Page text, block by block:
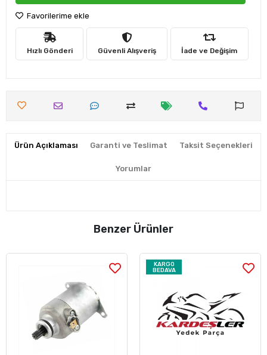
Favorilerime ekle
Hızlı Gönderi Güvenli Alışveriş İade ve Değişim
Ürün Açıklaması Garanti ve Teslimat Taksit Seçenekleri
Yorumlar
Benzer Ürünler
KARGO
BEDAVA